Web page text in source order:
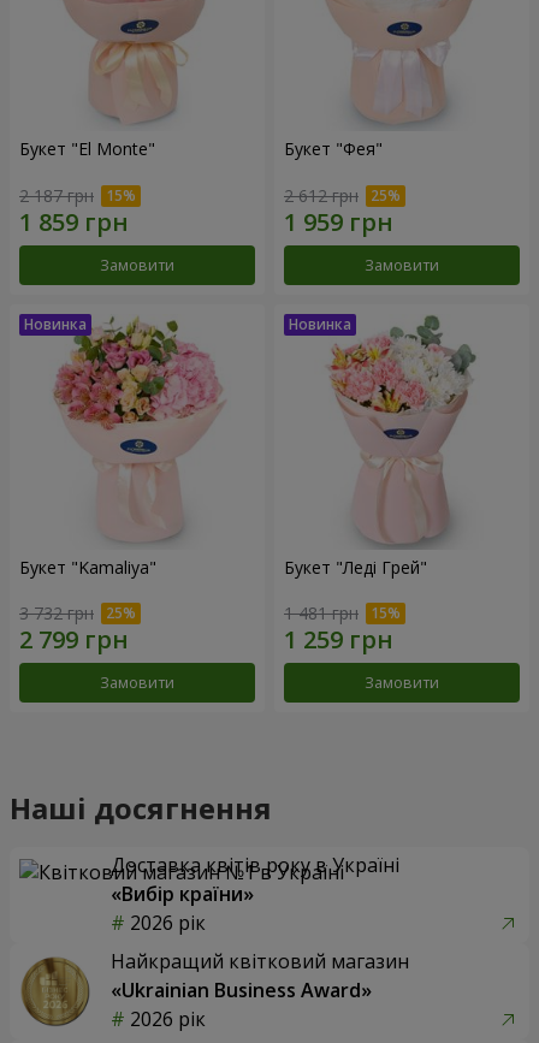
Букет "El Monte"
2 187 грн
Замовити
Букет "Фея"
2 612 грн
Замовити
Букет "Kamaliya"
3 732 грн
Замовити
Букет "Леді Грей"
1 481 грн
Замовити
Наші досягнення
Доставка квітів року в Україні
«Вибір країни»
2026 рік
Найкращий квітковий магазин
«Ukrainian Business Award»
2026 рік